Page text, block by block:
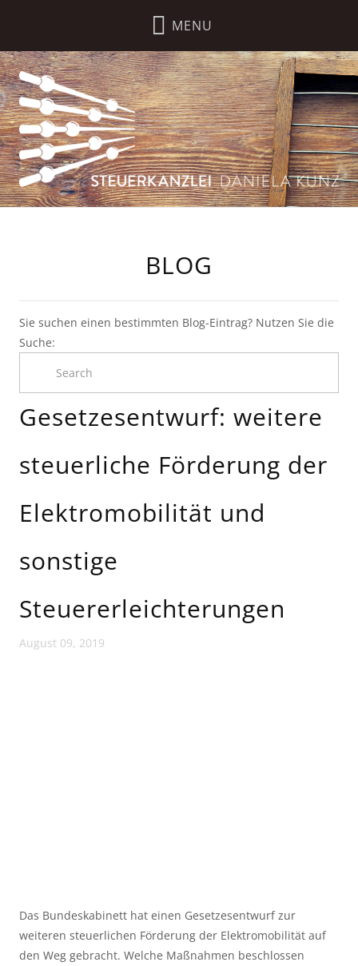
BLOG
Sie suchen einen bestimmten Blog-Eintrag? Nutzen Sie die
Suche:
Gesetzesentwurf: weitere
steuerliche Förderung der
Elektromobilität und
sonstige
Steuererleichterungen
August 09, 2019
Das Bundeskabinett hat einen Gesetzesentwurf zur
weiteren steuerlichen Förderung der Elektromobilität auf
den Weg gebracht. Welche Maßnahmen beschlossen